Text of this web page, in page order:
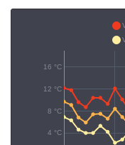
4 °C
8 °C
12 °C
16 °C